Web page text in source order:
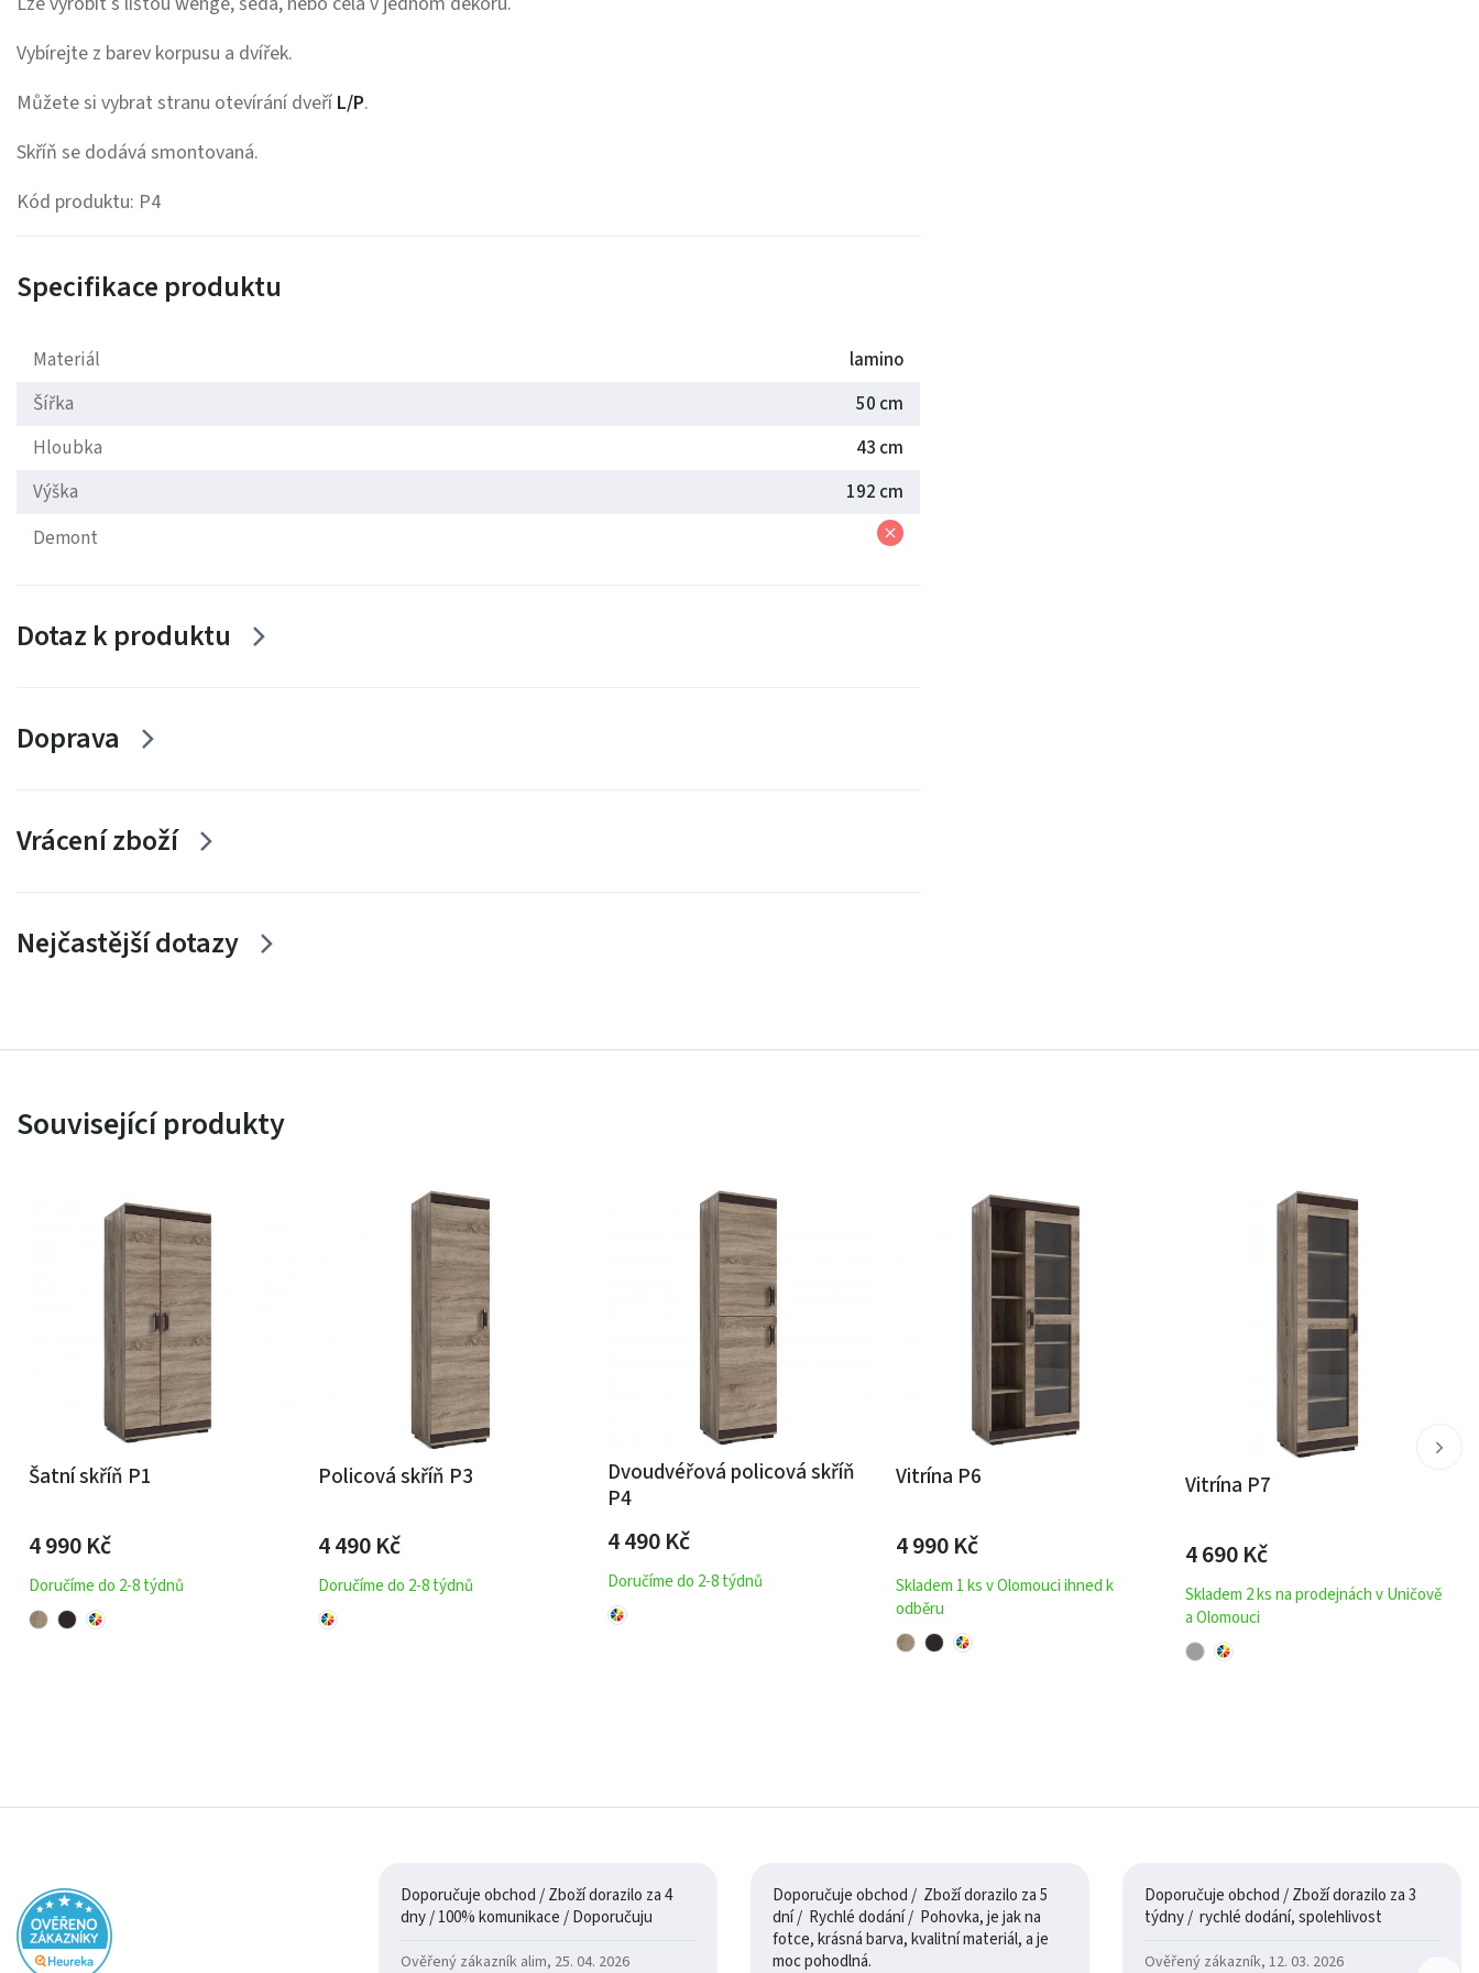
Vybírejte z barev korpusu a dvířek.
Můžete si vybrat stranu otevírání dveří L/P.
Skříň se dodává smontovaná.
Kód produktu: P4
Specifikace produktu
Materiál
lamino
Šířka
50 cm
Hloubka
43 cm
Výška
192 cm
Demont
Dotaz k produktu
Doprava
Vrácení zboží
Nejčastější dotazy
Související produkty
Šatní skříň P1
4 990Kč
Doručíme do 2-8 týdnů
Policová skříň P3
4 490Kč
Doručíme do 2-8 týdnů
Dvoudvéřová policová skříň
P4
4 490Kč
Doručíme do 2-8 týdnů
Vitrína P6
4 990Kč
Skladem 1 ks v Olomouci ihned k
odběru
Vitrína P7
4 690Kč
Skladem 2 ks na prodejnách v Uničově
a Olomouci
Doporučuje obchod / Zboží dorazilo za 4
dny / 100% komunikace / Doporučuju
Ověřený zákazník alim, 25. 04. 2026
Doporučuje obchod / Zboží dorazilo za 5
dní / Rychlé dodání / Pohovka, je jak na
fotce, krásná barva, kvalitní materiál, a je
moc pohodlná.
Doporučuje obchod / Zboží dorazilo za 3
týdny / rychlé dodání, spolehlivost
Ověřený zákazník, 12. 03. 2026